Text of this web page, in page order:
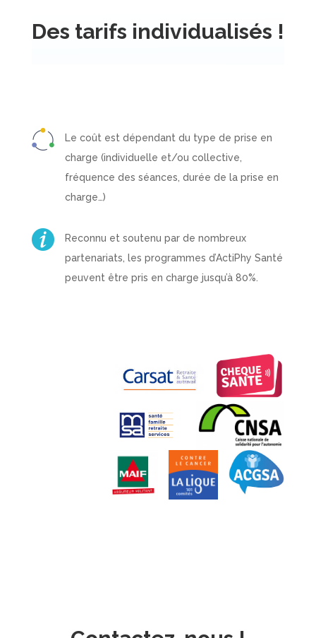
Des tarifs individualisés !
Le coût est dépendant du type de prise en
charge (individuelle et/ou collective,
fréquence des séances, durée de la prise en
charge…)
Reconnu et soutenu par de nombreux
partenariats, les programmes d’ActiPhy Santé
peuvent être pris en charge jusqu’à 80%.